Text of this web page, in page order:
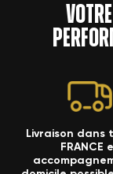
Livraison dans
FRANCE